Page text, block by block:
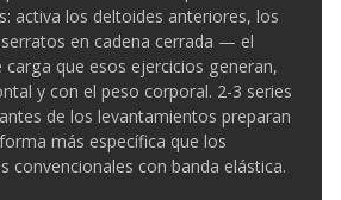
activa los deltoides anteriores, los
en cadena cerrada — el
que esos ejercicios generan,
y con el peso corporal. 2-3 series
de los levantamientos preparan
más específica que los
convencionales con banda elástica.